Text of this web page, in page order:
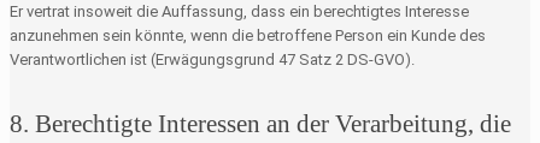
Er vertrat insoweit die Auffassung, dass ein berechtigtes Interesse
anzunehmen sein könnte, wenn die betroffene Person ein Kunde des
Verantwortlichen ist (Erwägungsgrund 47 Satz 2 DS-GVO).
8. Berechtigte Interessen an der Verarbeitung, die